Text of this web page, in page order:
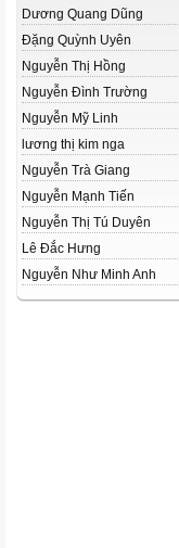
Dương Quang Dũng
Đặng Quỳnh Uyên
Nguyễn Thị Hồng
Nguyễn Đình Trường
Nguyễn Mỹ Linh
lương thị kim nga
Nguyễn Trà Giang
Nguyễn Mạnh Tiến
Nguyễn Thị Tú Duyên
Lê Đắc Hưng
Nguyễn Như Minh Anh